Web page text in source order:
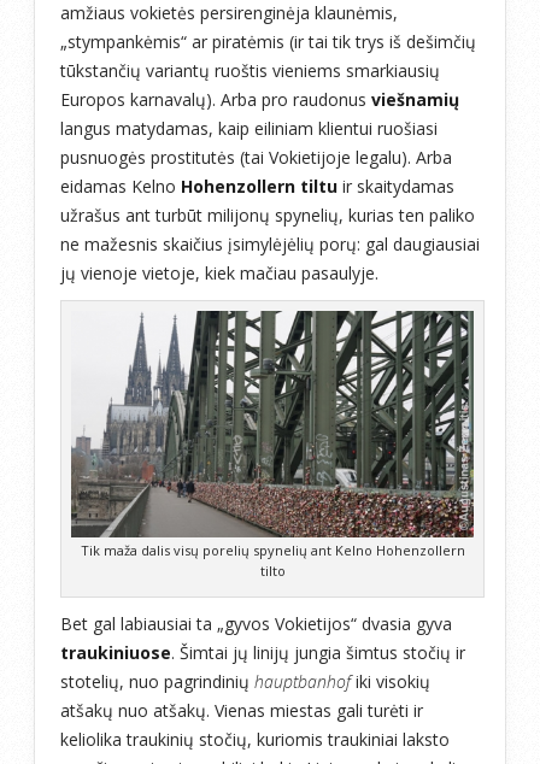
amžiaus vokietės persirenginėja klaunėmis,
„stympankėmis“ ar piratėmis (ir tai tik trys iš dešimčių
tūkstančių variantų ruoštis vieniems smarkiausių
Europos karnavalų). Arba pro raudonus viešnamių
langus matydamas, kaip eiliniam klientui ruošiasi
pusnuogės prostitutės (tai Vokietijoje legalu). Arba
eidamas Kelno Hohenzollern tiltu ir skaitydamas
užrašus ant turbūt milijonų spynelių, kurias ten paliko
ne mažesnis skaičius įsimylėjėlių porų: gal daugiausiai
jų vienoje vietoje, kiek mačiau pasaulyje.
Tik maža dalis visų porelių spynelių ant Kelno Hohenzollern
tilto
Bet gal labiausiai ta „gyvos Vokietijos“ dvasia gyva
traukiniuose. Šimtai jų linijų jungia šimtus stočių ir
stotelių, nuo pagrindinių hauptbanhofiki visokių
atšakų nuo atšakų. Vienas miestas gali turėti ir
keliolika traukinių stočių, kuriomis traukiniai laksto